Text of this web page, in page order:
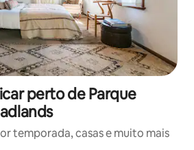
perto de Parque
temporada, casas e muito mais